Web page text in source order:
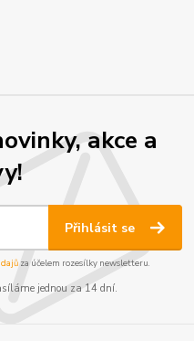
akce a
Přihlásit se
za účelem rozesílky newsletteru.
jednou za 14 dní.